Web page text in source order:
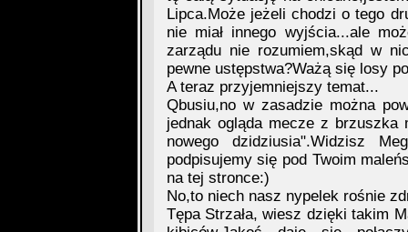
Lipca.Może jeżeli chodzi o tego
nie miał innego wyjścia...ale
zarządu nie rozumiem,skąd w
pewne ustępstwa?Ważą się losy
A teraz przyjemniejszy temat...
Qbusiu,no w zasadzie można
jednak ogląda mecze z brzuszka
nowego dzidziusia".Widzisz
podpisujemy się pod Twoim
na tej stronce:)
No,to niech nasz nypelek rośnie
Tępa Strzała, wiesz dzięki takim